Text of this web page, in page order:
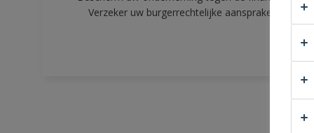
Verzeker uw burgerrechtelijke aansprakelijkheid